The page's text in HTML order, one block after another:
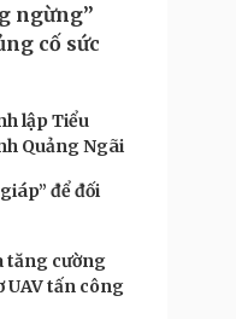
ngừng”
cố sức
lập Tiểu
Quảng Ngãi
để đối
tăng cường
tấn công